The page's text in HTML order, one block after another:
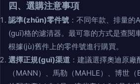
四、選購注意事項
認準(zhǔn)零件號 ：不同年款、排量的
(guī)格的濾清器。最可靠的方式是查閱
根據(jù)舊件上的零件號進行購買。
選擇正規(guī)渠道 ：建議選擇奧迪原廠
（MANN）、馬勒（MAHLE）、博世